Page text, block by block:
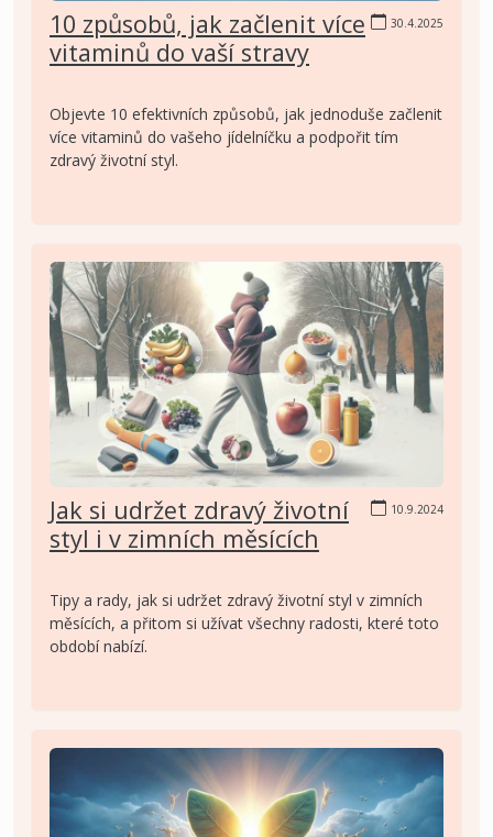
30.4.2025
10 způsobů, jak začlenit více
vitaminů do vaší stravy
Objevte 10 efektivních způsobů, jak jednoduše začlenit
více vitaminů do vašeho jídelníčku a podpořit tím
zdravý životní styl.
10.9.2024
Jak si udržet zdravý životní
styl i v zimních měsících
Tipy a rady, jak si udržet zdravý životní styl v zimních
měsících, a přitom si užívat všechny radosti, které toto
období nabízí.